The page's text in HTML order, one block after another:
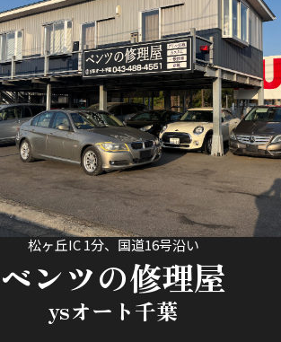
松ヶ丘IC 1分、国道16号沿い
ベンツの修理屋
ysオート千葉